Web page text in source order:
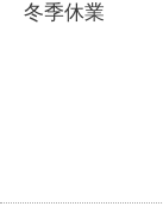
冬季休業